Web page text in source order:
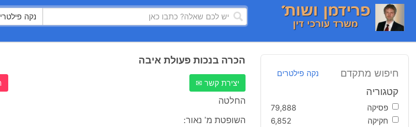
נקה
חיפוש מתקדם נקה פילטרים
קטגוריה
פסיקה
79,888
חקיקה
6,852
הכרה בנכות פעולת איבה
יצירת קשר ✉
החלטה
השופטת מ' נאור: